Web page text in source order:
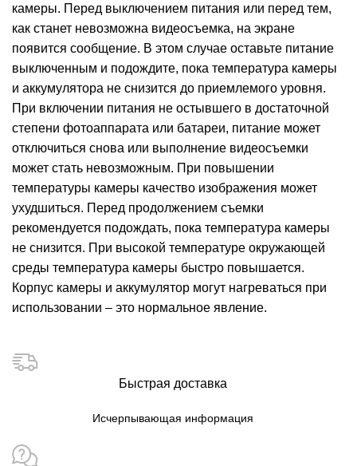
камеры. Перед выключением питания или перед тем,
как станет невозможна видеосъемка, на экране
появится сообщение. В этом случае оставьте питание
выключенным и подождите, пока температура камеры
и аккумулятора не снизится до приемлемого уровня.
При включении питания не остывшего в достаточной
степени фотоаппарата или батареи, питание может
отключиться снова или выполнение видеосъемки
может стать невозможным. При повышении
температуры камеры качество изображения может
ухудшиться. Перед продолжением съемки
рекомендуется подождать, пока температура камеры
не снизится. При высокой температуре окружающей
среды температура камеры быстро повышается.
Корпус камеры и аккумулятор могут нагреваться при
использовании – это нормальное явление.
Быстрая доставка
Исчерпывающая информация